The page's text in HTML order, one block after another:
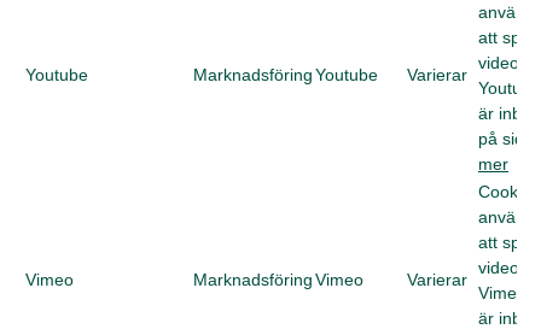
Youtube MarknadsföringYoutube Varierar
att
videos
är
på
mer
Vimeo MarknadsföringVimeo Varierar
att
videos
Vimeo,
är